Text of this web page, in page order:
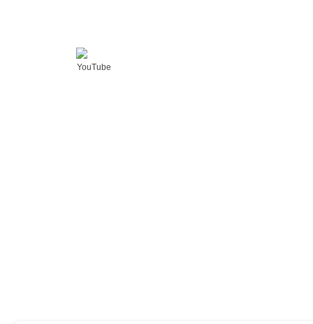
YouTube